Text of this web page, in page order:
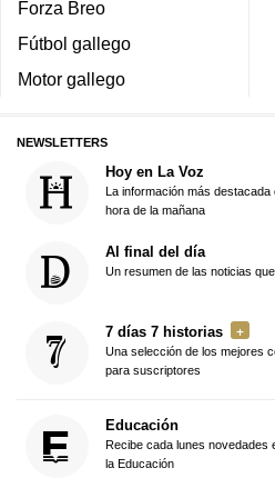
Forza Breo
Fútbol gallego
Motor gallego
NEWSLETTERS
Hoy en La Voz
La información más
hora de la mañana
Al final del día
Un resumen de las noticias
7 días 7 historias
Una selección de los mejores
para suscriptores
Educación
Recibe cada lunes novedades
la Educación